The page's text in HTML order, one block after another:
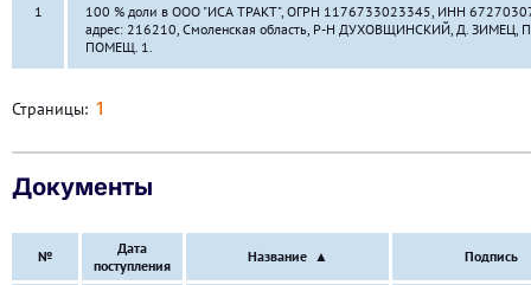
1
100 % доли в ООО "ИСА ТРАКТ", ОГРН 1176733023345, ИНН
адрес: 216210, Смоленская область, Р-Н ДУХОВЩИНСКИЙ, Д. ЗИМЕЦ,
ПОМЕЩ. 1.
Страницы: 1
Документы
№
Дата
поступления
Название ▲ Подпись